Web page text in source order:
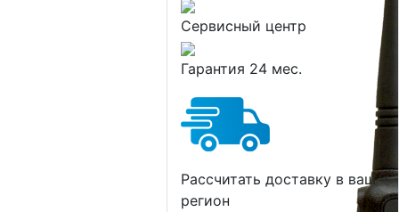
Сервисный центр
Гарантия 24 мес.
Рассчитать доставку в ваш
регион